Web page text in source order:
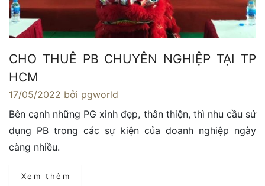
CHO THUÊ PB CHUYÊN NGHIỆP TẠI TP
HCM
17/05/2022 bởi pgworld
Bên cạnh những PG xinh đẹp, thân thiện, thì nhu cầu sử
dụng PB trong các sự kiện của doanh nghiệp ngày
càng nhiều.
Xem thêm